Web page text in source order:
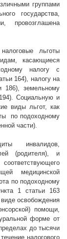
группами
государства,
провозглашена
льготы
касающиеся
налогу с
164), налогу на
186), земельному
Социальную и
виды льгот, как
по подоходному
части).
инвалидов,
(родителя), и
медицинской
по подоходному
1 статьи 163
освобождения
помощи,
форме от
до тысячи
налогового